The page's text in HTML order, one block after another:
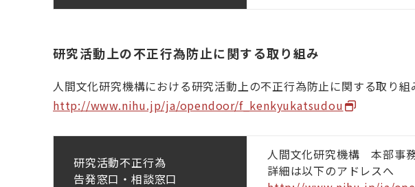
研究活動上の不正行為防止に関する取り組み
人間文化研究機構における研究活動上の不正行為防止に関する取り
http://www.nihu.jp/ja/opendoor/f_kenkyukatsudou
研究活動不正行為
告発窓口・相談窓口
人間文化研究機構 本部事
詳細は以下のアドレスへ